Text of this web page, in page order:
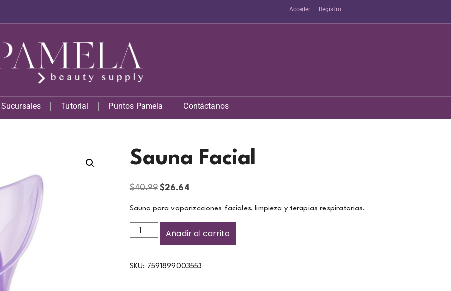
Acceder Registro
Sucursales Tutorial Puntos Pamela Contáctanos
Sauna Facial
$40.99 $26.64
Sauna para vaporizaciones faciales, limpieza y terapias respiratorias.
Añadir al carrito
SKU: 7591899003553